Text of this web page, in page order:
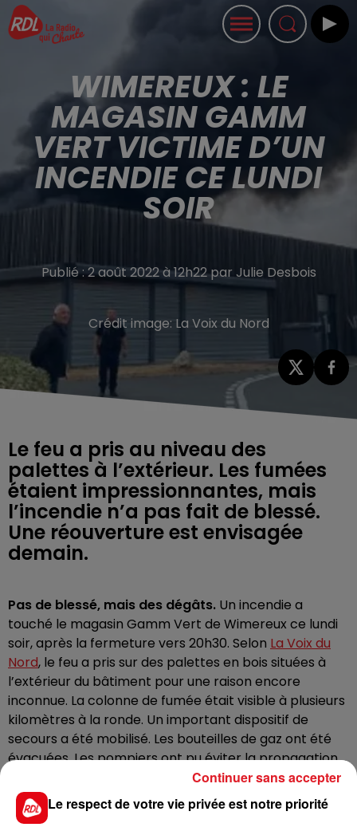
WIMEREUX : LE
MAGASIN GAMM
VERT VICTIME D’UN
INCENDIE CE LUNDI
SOIR
Publié : 2 août 2022 à 12h22 par Julie Desbois
Crédit image: La Voix du Nord
Le feu a pris au niveau des
palettes à l’extérieur. Les fumées
étaient impressionnantes, mais
l’incendie n’a pas fait de blessé.
Une réouverture est envisagée
demain.
Pas de blessé, mais des dégâts. Un incendie a
touché le magasin Gamm Vert de Wimereux ce lundi
soir, après la fermeture vers 20h30. Selon La Voix du
Nord, le feu a pris sur des palettes en bois situées à
l’extérieur du bâtiment pour une raison encore
inconnue. La colonne de fumée était visible à plusieurs
kilomètres à la ronde. Un important dispositif de
secours a été mobilisé. Les bouteilles de gaz ont été
évacuées. Les pompiers ont pu éviter la propagation
des flammes. Une partie du bâtiment a tout de même
été touchée. Les animaux présents à l'intérieur sont
sains et saufs.
Le respect de votre vie privée est notre priorité
Continuer sans accepter